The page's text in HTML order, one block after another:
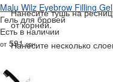
Нанесите тушь на
от корней.
Нанесите несколько
Malu Wilz Eyebrow Filling Gel
Гель для бровей
Есть в наличии
от 591грн